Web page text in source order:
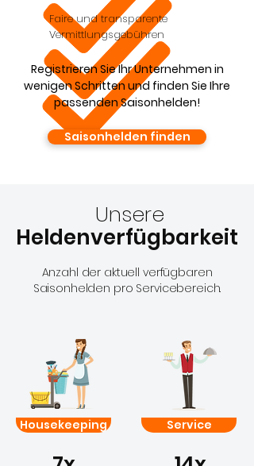
Faire und transparente
Vermittlungsgebühren
Registrieren Sie Ihr Unternehmen in
wenigen Schritten und finden Sie Ihre
passenden Saisonhelden!
Saisonhelden finden
Unsere
Heldenverfügbarkeit
Anzahl der aktuell verfügbaren
Saisonhelden pro Servicebereich.
Housekeeping Service